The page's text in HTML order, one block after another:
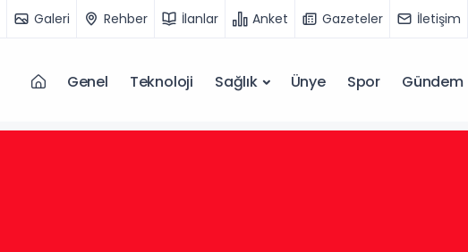
Galeri Rehber İlanlar Anket Gazeteler İletişim
Genel Teknoloji Sağlık Ünye Spor Gündem